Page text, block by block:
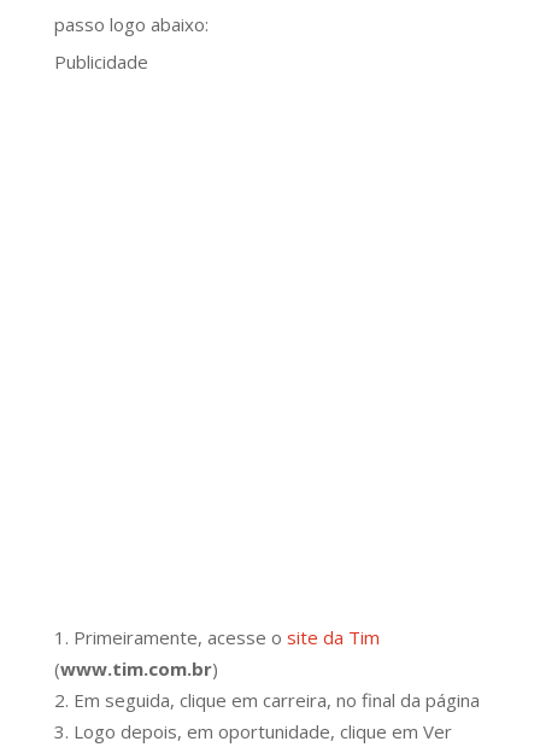
passo logo abaixo:
Publicidade
Primeiramente, acesse o site da Tim
(www.tim.com.br)
Em seguida, clique em carreira, no final da página
Logo depois, em oportunidade, clique em Ver